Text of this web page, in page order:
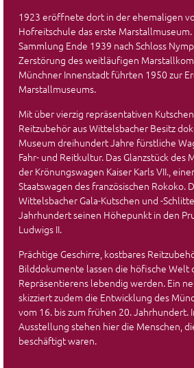
1923 eröffnete dort in der ehemaligen
Hofreitschule das erste
Sammlung Ende 1939 nach Schloss
Zerstörung des weitläufigen
Münchner Innenstadt führten 1950 zur
Marstallmuseums.
Mit über vierzig repräsentativen
Reitzubehör aus Wittelsbacher Besitz
Museum dreihundert Jahre fürstliche
Fahr- und Reitkultur. Das Glanzstück des
der Krönungswagen Kaiser Karls VII.,
Staatswagen des französischen Rokoko.
Wittelsbacher Gala-Kutschen und -
Jahrhundert seinen Höhepunkt in den
Ludwigs II.
Prächtige Geschirre, kostbares
Bilddokumente lassen die höfische Welt
Repräsentierens lebendig werden. Ein
skizziert zudem die Entwicklung des
vom 16. bis zum frühen 20.
Ausstellung stehen hier die Menschen,
beschäftigt waren.